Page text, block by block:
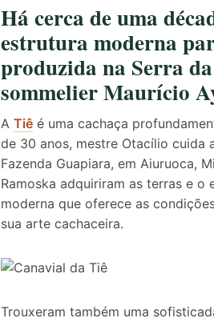
Há cerca de uma
estrutura moderna
produzida na Serra
sommelier Maurício
A Tiê é uma cachaça
de 30 anos, mestre Otacílio cuida
Fazenda Guapiara, em Aiuruoca,
Ramoska adquiriram as terras e o
moderna que oferece as
sua arte cachaceira.
Trouxeram também uma